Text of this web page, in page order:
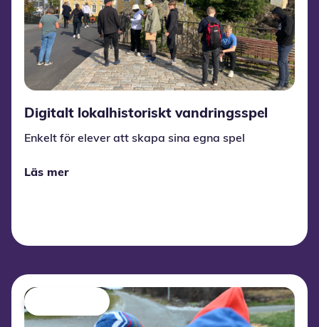
Digitalt lokalhistoriskt vandringsspel
Enkelt för elever att skapa sina egna spel
Läs mer